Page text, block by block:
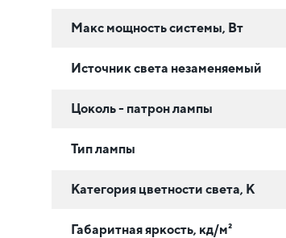
Макс мощность системы, Вт
Источник света незаменяемый
Цоколь - патрон лампы
Тип лампы
Категория цветности света, К
Габаритная яркость, кд/м²